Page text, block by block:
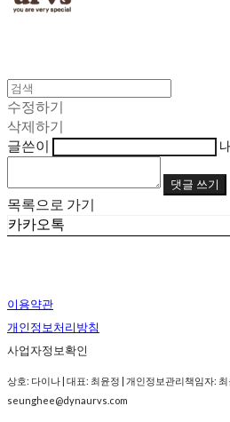
수정하기
삭제하기
글쓴이
댓글 쓰기
목록으로 가기
카카오톡
이용약관
개인정보처리방침
사업자정보확인
상호: 다이나 | 대표: 최윤정 | 개인정보관리책임자:
seunghee@dynaurvs.com